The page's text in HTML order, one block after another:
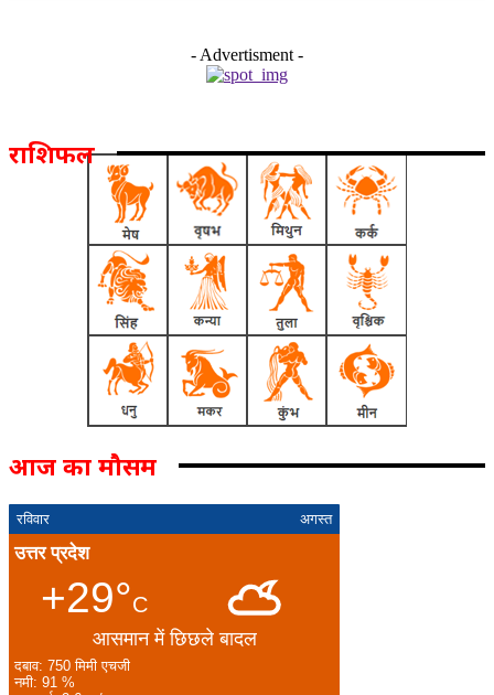
- Advertisment -
राशिफल
आज का मौसम
रविवार अगस्त
उत्तर प्रदेश
+29°C
आसमान में छिछले बादल
दबाव: 750 मिमी एचजी
नमी: 91 %